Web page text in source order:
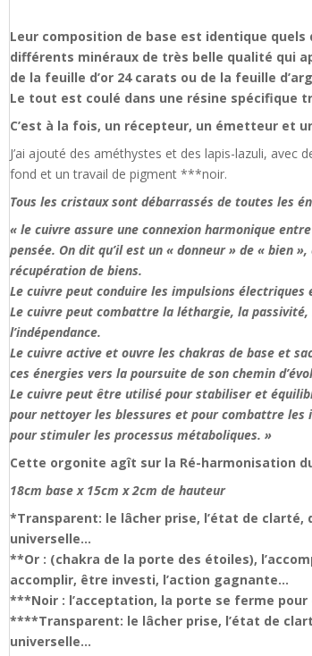
Leur composition de base est identique
différents minéraux de très belle qualité qui
de la feuille d’or 24 carats ou de la feuille
Le tout est coulé dans une résine spécifique
C’est à la fois, un récepteur, un émetteur et
J’ai ajouté des améthystes et des lapis-lazuli, avec
fond et un travail de pigment ***noir.
Tous les cristaux sont débarrassés de toutes les
« le cuivre assure une connexion harmonique
pensée. On dit qu’il est un « donneur » de « bien
récupération de biens.
Le cuivre peut conduire les impulsions
Le cuivre peut combattre la léthargie, la
l’indépendance.
Le cuivre active et ouvre les chakras de base et
ces énergies vers la poursuite de son chemin
Le cuivre peut être utilisé pour stabiliser et
pour nettoyer les blessures et pour combattre
pour stimuler les processus métaboliques. »
Cette orgonite agît sur la Ré-harmonisation
18cm base x 15cm x 2cm de hauteur
*Transparent: le lâcher prise, l’état de clarté,
universelle…
**Or : (chakra de la porte des étoiles),
accomplir, être investi, l’action gagnante…
***Noir : l’acceptation, la porte se ferme pour
****Transparent: le lâcher prise, l’état de
universelle…